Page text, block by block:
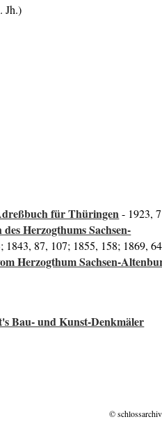
Jh.)
für Thüringen- 1923, 7
Herzogthums Sachsen-
1843, 87, 107; 1855, 158; 1869, 64
Herzogthum Sachsen-
Bau- und Kunst-Denkmäler
©